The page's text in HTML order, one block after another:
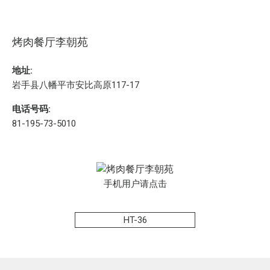
烤肉餐厅李朝苑
地址:
岩手县八幡平市安比高原117-17
电话号码:
81-195-73-5010
手机用户请点击
HT-36